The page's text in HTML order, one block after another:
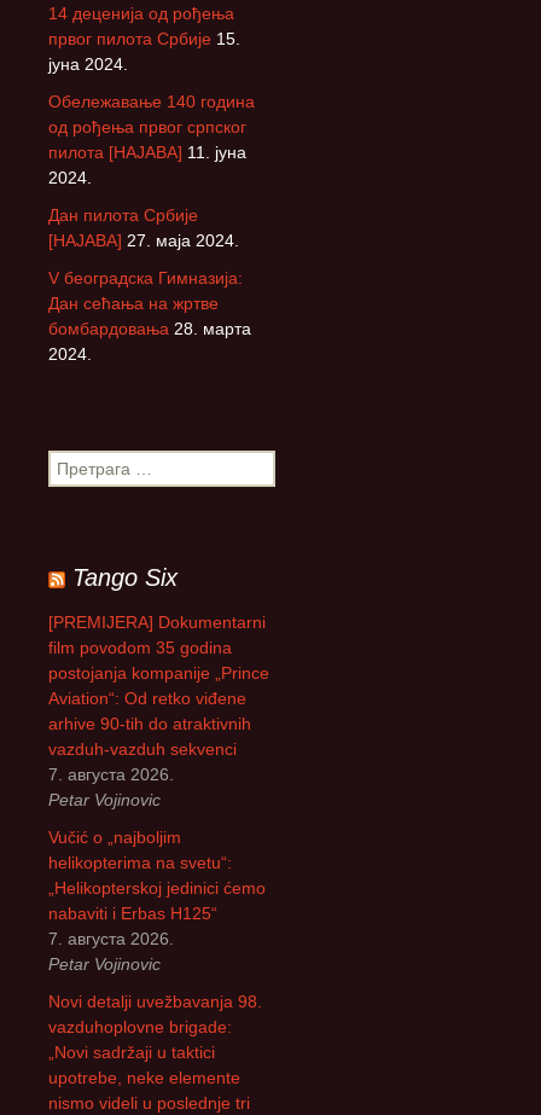
14 деценија од рођења
првог пилота Србије 15.
јуна 2024.
Обележавање 140 година
од рођења првог српског
пилота [НАЈАВА] 11. јуна
2024.
Дан пилота Србије
[НАЈАВА] 27. маја 2024.
V београдска Гимназија:
Дан сећања на жртве
бомбардовања 28. марта
2024.
П
р
а
г
а
а
Tango Six
[PREMIJERA] Dokumentarni
film povodom 35 godina
postojanja kompanije „Prince
Aviation“: Od retko viđene
arhive 90-tih do atraktivnih
vazduh-vazduh sekvenci
7. августа 2026.
Petar Vojinovic
Vučić o „najboljim
helikopterima na svetu“:
„Helikopterskoj jedinici ćemo
nabaviti i Erbas H125“
7. августа 2026.
Petar Vojinovic
Novi detalji uvežbavanja 98.
vazduhoplovne brigade:
„Novi sadržaji u taktici
upotrebe, neke elemente
nismo videli u poslednje tri